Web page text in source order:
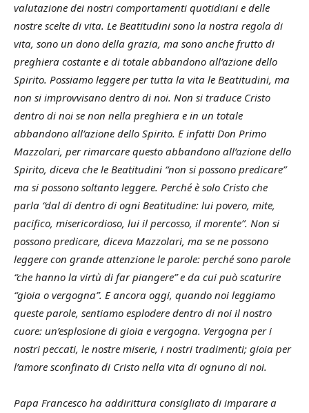
valutazione dei nostri comportamenti quotidiani e delle
nostre scelte di vita. Le Beatitudini sono la nostra regola di
vita, sono un dono della grazia, ma sono anche frutto di
preghiera costante e di totale abbandono all’azione dello
Spirito. Possiamo leggere per tutta la vita le Beatitudini, ma
non si improvvisano dentro di noi. Non si traduce Cristo
dentro di noi se non nella preghiera e in un totale
abbandono all’azione dello Spirito. E infatti Don Primo
Mazzolari, per rimarcare questo abbandono all’azione dello
Spirito, diceva che le Beatitudini “non si possono predicare”
ma si possono soltanto leggere. Perché è solo Cristo che
parla “dal di dentro di ogni Beatitudine: lui povero, mite,
pacifico, misericordioso, lui il percosso, il morente”. Non si
possono predicare, diceva Mazzolari, ma se ne possono
leggere con grande attenzione le parole: perché sono parole
“che hanno la virtù di far piangere” e da cui può scaturire
“gioia o vergogna”. E ancora oggi, quando noi leggiamo
queste parole, sentiamo esplodere dentro di noi il nostro
cuore: un’esplosione di gioia e vergogna. Vergogna per i
nostri peccati, le nostre miserie, i nostri tradimenti; gioia per
l’amore sconfinato di Cristo nella vita di ognuno di noi.
Papa Francesco ha addirittura consigliato di imparare a